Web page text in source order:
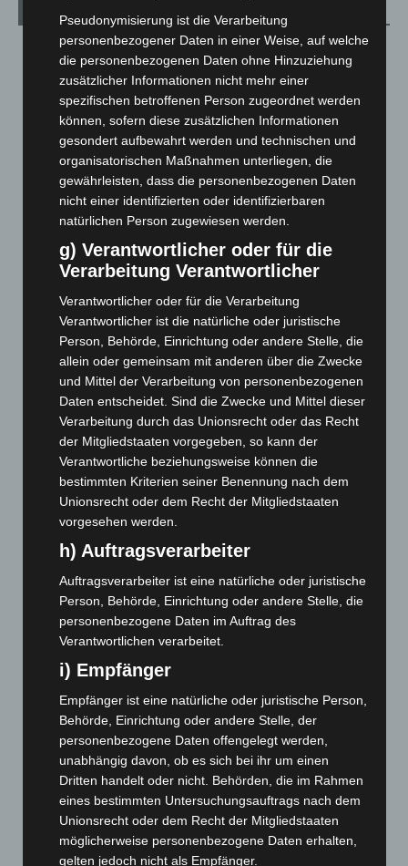
Archiv
August 2026
Juli 2026(73)
Juni 2026(139)
(99)
April 2026(99)
März 2026(115)
Februar 2026(109)
Januar 2026(122)
Dezember 2025(103)
November 2025(114)
Oktober 2025(112)
September 2025
August 2025(90)
Juli 2025(90)
Juni 2025 (103)
Mai 2025(112)
April 2025(88)
März 2025(111)
Februar 2025(96)
Dezember 2024(89)
November 2024(94)
September 2024(112)
August 2024(107)
Juli 2024(89)
Juni 2024(107)
Mai 2024(149)
April 2024(102)
März 2024(103)
Pseudonymisierung ist die Verarbeitung
personenbezogener Daten in einer Weise, auf welche
die personenbezogenen Daten ohne Hinzuziehung
zusätzlicher Informationen nicht mehr einer
spezifischen betroffenen Person zugeordnet werden
können, sofern diese zusätzlichen Informationen
gesondert aufbewahrt werden und technischen und
organisatorischen Maßnahmen unterliegen, die
gewährleisten, dass die personenbezogenen Daten
nicht einer identifizierten oder identifizierbaren
natürlichen Person zugewiesen werden.
g) Verantwortlicher oder für die
Verarbeitung Verantwortlicher
Verantwortlicher oder für die Verarbeitung
Verantwortlicher ist die natürliche oder juristische
Person, Behörde, Einrichtung oder andere Stelle, die
allein oder gemeinsam mit anderen über die Zwecke
und Mittel der Verarbeitung von personenbezogenen
Daten entscheidet. Sind die Zwecke und Mittel dieser
Verarbeitung durch das Unionsrecht oder das Recht
der Mitgliedstaaten vorgegeben, so kann der
Verantwortliche beziehungsweise können die
bestimmten Kriterien seiner Benennung nach dem
Unionsrecht oder dem Recht der Mitgliedstaaten
vorgesehen werden.
h) Auftragsverarbeiter
Auftragsverarbeiter ist eine natürliche oder juristische
Person, Behörde, Einrichtung oder andere Stelle, die
personenbezogene Daten im Auftrag des
Verantwortlichen verarbeitet.
i) Empfänger
Empfänger ist eine natürliche oder juristische Person,
Behörde, Einrichtung oder andere Stelle, der
personenbezogene Daten offengelegt werden,
unabhängig davon, ob es sich bei ihr um einen
Dritten handelt oder nicht. Behörden, die im Rahmen
eines bestimmten Untersuchungsauftrags nach dem
Unionsrecht oder dem Recht der Mitgliedstaaten
möglicherweise personenbezogene Daten erhalten,
gelten jedoch nicht als Empfänger.